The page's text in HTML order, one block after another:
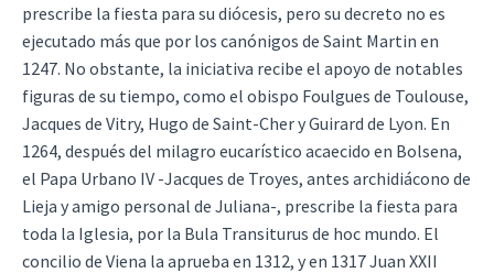
prescribe la fiesta para su diócesis, pero su decreto no es
ejecutado más que por los canónigos de Saint Martin en
1247. No obstante, la iniciativa recibe el apoyo de notables
figuras de su tiempo, como el obispo Foulgues de Toulouse,
Jacques de Vitry, Hugo de Saint-Cher y Guirard de Lyon. En
1264, después del milagro eucarístico acaecido en Bolsena,
el Papa Urbano IV -Jacques de Troyes, antes archidiácono de
Lieja y amigo personal de Juliana-, prescribe la fiesta para
toda la Iglesia, por la Bula Transiturus de hoc mundo. El
concilio de Viena la aprueba en 1312, y en 1317 Juan XXII